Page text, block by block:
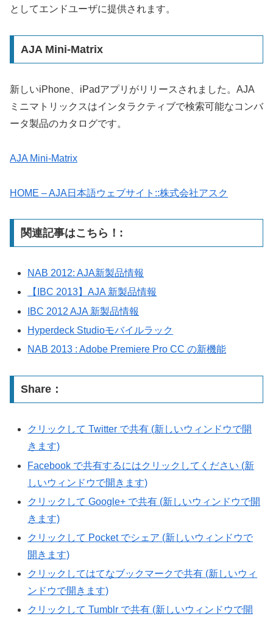
としてエンドユーザに提供されます。
AJA Mini-Matrix
新しいiPhone、iPadアプリがリリースされました。AJA
ミニマトリックスはインタラクティブで検索可能なコンバ
ータ製品のカタログです。
AJA Mini-Matrix
HOME – AJA日本語ウェブサイト::株式会社アスク
関連記事はこちら！:
NAB 2012: AJA新製品情報
【IBC 2013】AJA 新製品情報
IBC 2012 AJA 新製品情報
Hyperdeck Studioモバイルラック
NAB 2013 : Adobe Premiere Pro CC の新機能
Share：
クリックして Twitter で共有 (新しいウィンドウで開
きます)
Facebook で共有するにはクリックしてください (新
しいウィンドウで開きます)
クリックして Google+ で共有 (新しいウィンドウで開
きます)
クリックして Pocket でシェア (新しいウィンドウで
開きます)
クリックしてはてなブックマークで共有 (新しいウィ
ンドウで開きます)
クリックして Tumblr で共有 (新しいウィンドウで開